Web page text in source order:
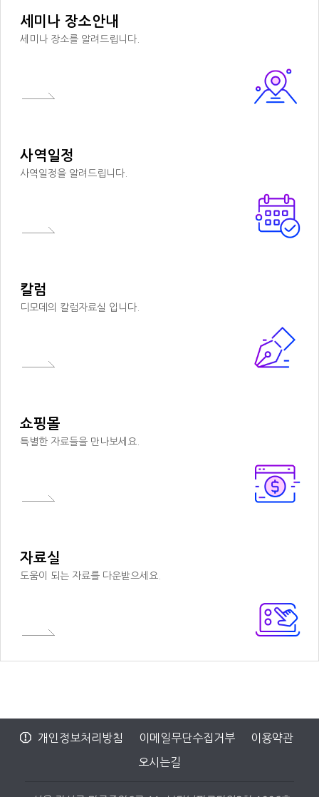
세미나 장소안내
세미나 장소를 알려드립니다.
사역일정
사역일정을 알려드립니다.
칼럼
디모데의 칼럼자료실 입니다.
쇼핑몰
특별한 자료들을 만나보세요.
자료실
도움이 되는 자료를 다운받으세요.
개인정보처리방침 이메일무단수집거부 이용약관
오시는길